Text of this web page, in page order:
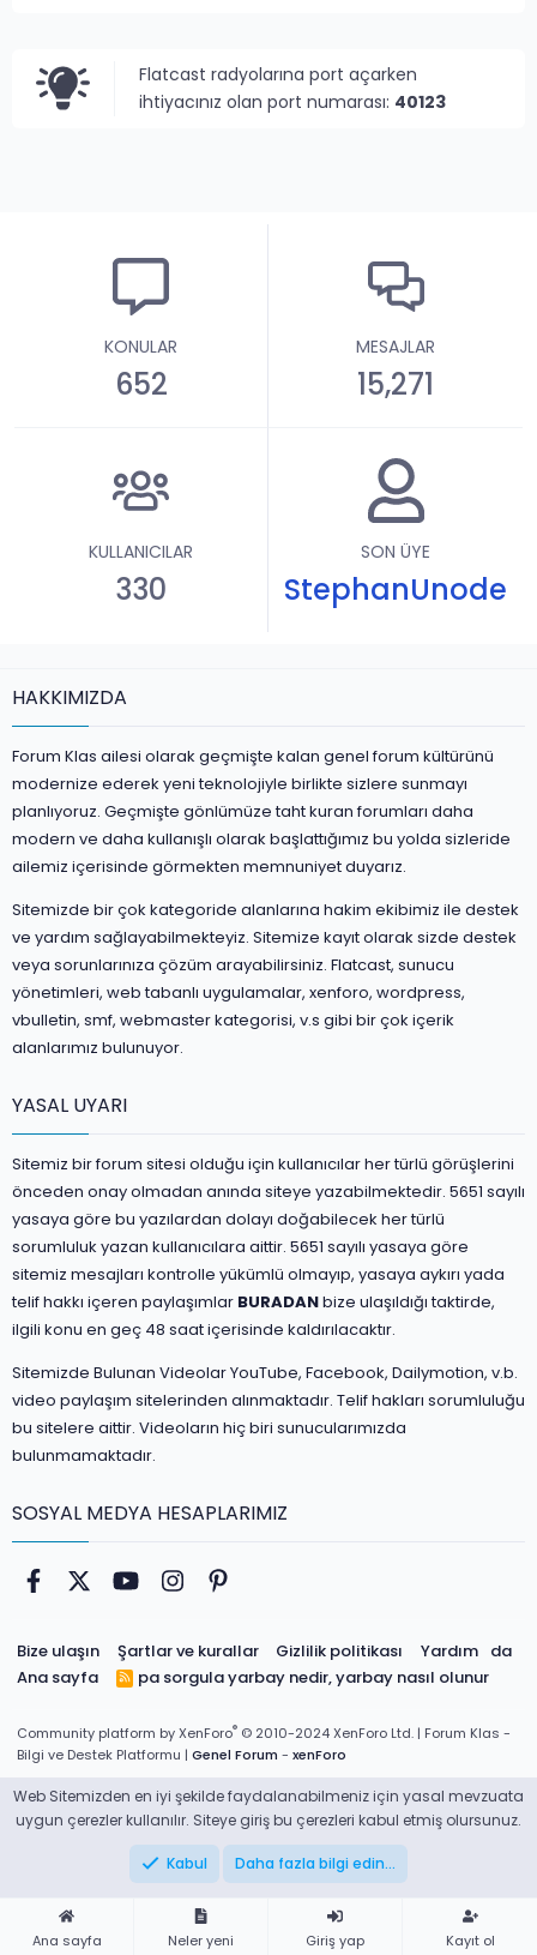
Flatcast radyolarına port açarken
ihtiyacınız olan port numarası: 40123
KONULAR
652
MESAJLAR
15,271
KULLANICILAR
330
SON ÜYE
StephanUnode
HAKKIMIZDA
Forum Klas ailesi olarak geçmişte kalan genel forum kültürünü
modernize ederek yeni teknolojiyle birlikte sizlere sunmayı
planlıyoruz. Geçmişte gönlümüze taht kuran forumları daha
modern ve daha kullanışlı olarak başlattığımız bu yolda sizleride
ailemiz içerisinde görmekten memnuniyet duyarız.
Sitemizde bir çok kategoride alanlarına hakim ekibimiz ile destek
ve yardım sağlayabilmekteyiz. Sitemize kayıt olarak sizde destek
veya sorunlarınıza çözüm arayabilirsiniz. Flatcast, sunucu
yönetimleri, web tabanlı uygulamalar, xenforo, wordpress,
vbulletin, smf, webmaster kategorisi, v.s gibi bir çok içerik
alanlarımız bulunuyor.
YASAL UYARI
Sitemiz bir forum sitesi olduğu için kullanıcılar her türlü görüşlerini
önceden onay olmadan anında siteye yazabilmektedir. 5651 sayılı
yasaya göre bu yazılardan dolayı doğabilecek her türlü
sorumluluk yazan kullanıcılara aittir. 5651 sayılı yasaya göre
sitemiz mesajları kontrolle yükümlü olmayıp, yasaya aykırı yada
telif hakkı içeren paylaşımlar BURADANbize ulaşıldığı taktirde,
ilgili konu en geç 48 saat içerisinde kaldırılacaktır.
Sitemizde Bulunan Videolar YouTube, Facebook, Dailymotion, v.b.
video paylaşım sitelerinden alınmaktadır. Telif hakları sorumluluğu
bu sitelere aittir. Videoların hiç biri sunucularımızda
bulunmamaktadır.
SOSYAL MEDYA HESAPLARIMIZ
Facebook
Twitter youtubeInstagram
Bize ulaşın Şartlar ve kurallar Gizlilik politikası
Yardım
Ana sayfa
da
pa sorgulayarbay nedir, yarbay nasıl olunur
R
S
Community platform by XenForo® © 2010-2024 XenForo Ltd. | Forum Klas -
Bilgi ve Destek Platformu | Genel Forum - xenForo
Web Sitemizden en iyi şekilde faydalanabilmeniz için yasal mevzuata
uygun çerezler kullanılır. Siteye giriş bu çerezleri kabul etmiş olursunuz.
Kabul Daha fazla bilgi edin…
Ana sayfa Neler yeni Giriş yap Kayıt ol